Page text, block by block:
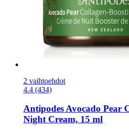
2 vaihtoehdot
4.4 (434)
Antipodes Avocado Pear
Night Cream, 15 ml